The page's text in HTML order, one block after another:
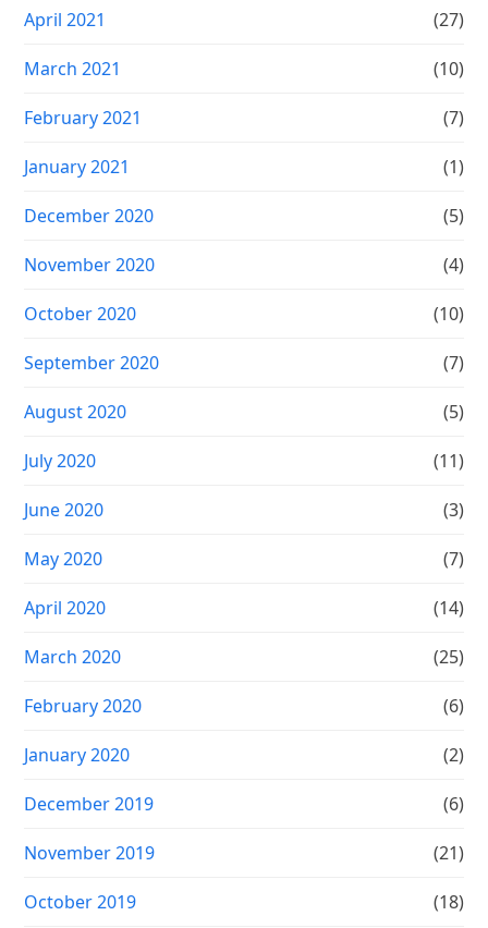
April 2021 (27)
March 2021 (10)
February 2021 (7)
January 2021 (1)
December 2020 (5)
November 2020 (4)
October 2020 (10)
September 2020 (7)
August 2020 (5)
July 2020 (11)
June 2020 (3)
May 2020 (7)
April 2020 (14)
March 2020 (25)
February 2020 (6)
January 2020 (2)
December 2019 (6)
November 2019 (21)
October 2019 (18)